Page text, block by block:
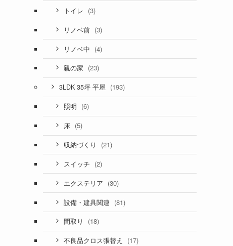
トイレ (3)
リノベ前 (3)
リノベ中 (4)
親の家 (23)
3LDK 35坪 平屋 (193)
照明 (6)
床 (5)
収納づくり (21)
スイッチ (2)
エクステリア (30)
設備・建具関連 (81)
間取り (18)
不良品クロス張替え (17)